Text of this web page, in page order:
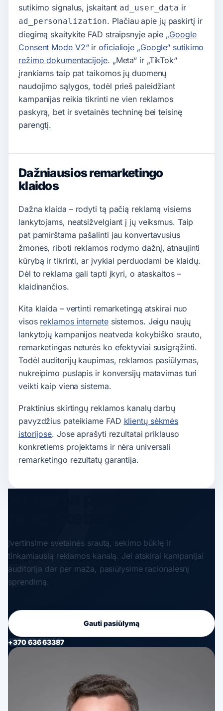
sutikimo signalus, įskaitant ad_user_data ir
ad_personalization. Plačiau apie jų paskirtį ir
diegimą skaitykite FAD straipsnyje apie „Google
Consent Mode V2“iroficialioje „Google“ sutikimo
režimo dokumentacijoje. „Meta“ ir „TikTok“
įrankiams taip pat taikomos jų duomenų
naudojimo sąlygos, todėl prieš paleidžiant
kampanijas reikia tikrinti ne vien reklamos
paskyrą, bet ir svetainės techninę bei teisinę
parengtį.
Dažniausios remarketingo
klaidos
Dažna klaida – rodyti tą pačią reklamą visiems
lankytojams, neatsižvelgiant į jų veiksmus. Taip
pat pamirštama pašalinti jau konvertavusius
žmones, riboti reklamos rodymo dažnį, atnaujinti
kūrybą ir tikrinti, ar įvykiai perduodami be klaidų.
Dėl to reklama gali tapti įkyri, o ataskaitos –
klaidinančios.
Kita klaida – vertinti remarketingą atskirai nuo
visos reklamos internetesistemos. Jeigu naujų
lankytojų kampanijos neatveda kokybiško srauto,
remarketingas neturės ko efektyviai susigrąžinti.
Todėl auditorijų kaupimas, reklamos pasiūlymas,
nukreipimo puslapis ir konversijų matavimas turi
veikti kaip viena sistema.
Praktinius skirtingų reklamos kanalų darbų
pavyzdžius pateikiame FAD klientų sėkmės
istorijose. Jose aprašyti rezultatai priklauso
konkretiems projektams ir nėra universali
remarketingo rezultatų garantija.
Įvertinsime svetainės srautą, sekimo būklę ir
tinkamiausią reklamos kanalą. Jei atskirai kampanijai
auditorija dar per maža, pasiūlysime racionalesnį
sprendimą.
Gauti pasiūlymą
+370 636 63387